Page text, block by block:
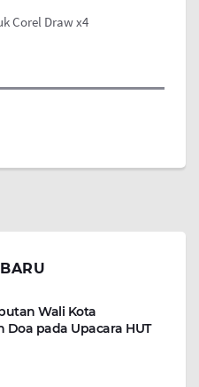
Corel Draw x4
Wali Kota
Doa pada Upacara HUT